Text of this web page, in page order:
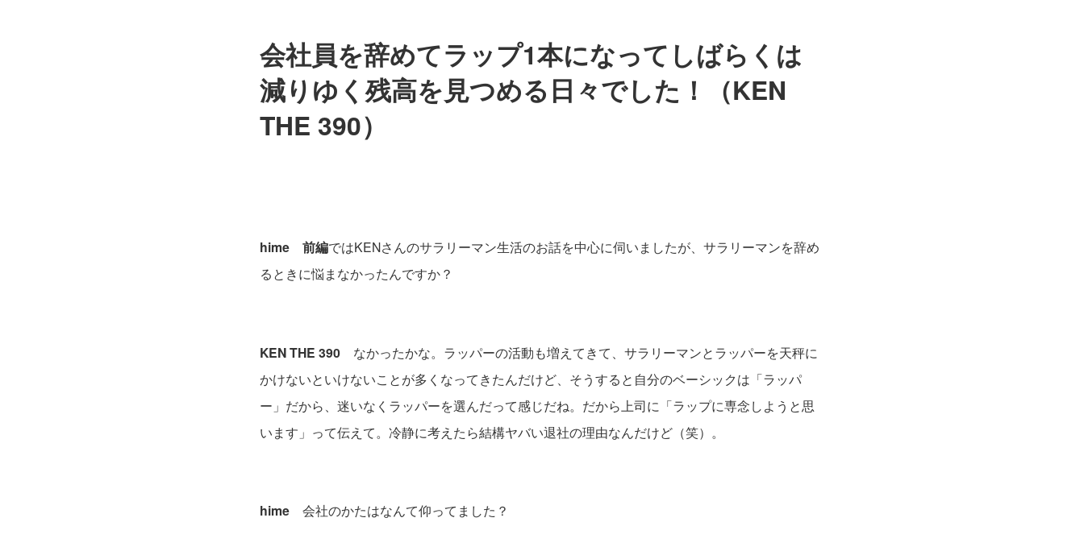
会社員を辞めてラップ1本になってしばらくは
減りゆく残高を見つめる日々でした！（KEN
THE 390）
hime 前編ではKENさんのサラリーマン生活のお話を中心に伺いましたが、サラリーマンを辞め
るときに悩まなかったんですか？
KEN THE 390 なかったかな。ラッパーの活動も増えてきて、サラリーマンとラッパーを天秤に
かけないといけないことが多くなってきたんだけど、そうすると自分のベーシックは「ラッパ
ー」だから、迷いなくラッパーを選んだって感じだね。だから上司に「ラップに専念しようと思
います」って伝えて。冷静に考えたら結構ヤバい退社の理由なんだけど（笑）。
hime 会社のかたはなんて仰ってました？